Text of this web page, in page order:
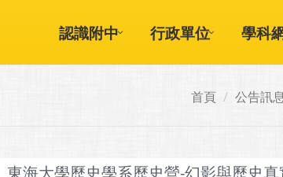
認識附中 行政單位 學科
首頁 公告訊
東海大學歷史學系歷史營-幻影與歷史